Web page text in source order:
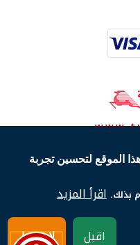
الخطوط التونسية. جميع الحقوق
محفوظة
اتصل بنا
الموقع لتحسين تجربة
بذلك. اقرأ المزيد
اقبل
لا شكرا.